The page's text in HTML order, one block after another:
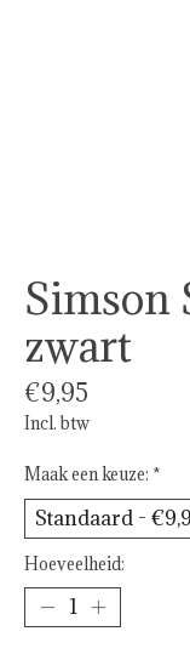
Simson
zwart
€9,95
Incl. btw
Maak een keuze: *
Hoeveelheid: